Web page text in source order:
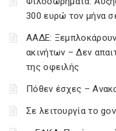
300 ευρώ τον μήνα
ΑΑΔΕ:
ακινήτων – Δεν
της οφειλής
Πόθεν έσχες –
Σε λειτουργία το